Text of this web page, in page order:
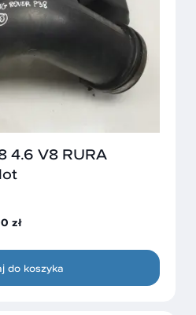
4.6 V8 RURA
zł
do koszyka